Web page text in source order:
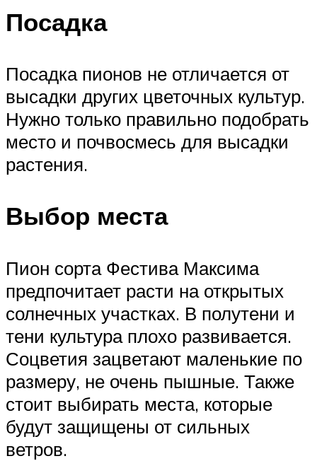
Посадка
Посадка пионов не отличается от
высадки других цветочных культур.
Нужно только правильно подобрать
место и почвосмесь для высадки
растения.
Выбор места
Пион сорта Фестива Максима
предпочитает расти на открытых
солнечных участках. В полутени и
тени культура плохо развивается.
Соцветия зацветают маленькие по
размеру, не очень пышные. Также
стоит выбирать места, которые
будут защищены от сильных
ветров.